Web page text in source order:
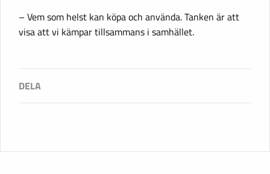
– Vem som helst kan köpa och använda. Tanken är att
visa att vi kämpar tillsammans i samhället.